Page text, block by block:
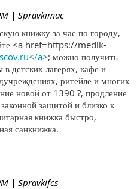
| Spravkimac
книжку за час по городу,
<a href=https://medik-
a>; можно получить
детских лагерях, кафе и
ритейле и многих
новой от 1390 ?, продление
защитой и близко к
книжка быстро,
санкнижка.
| Spravkifcs